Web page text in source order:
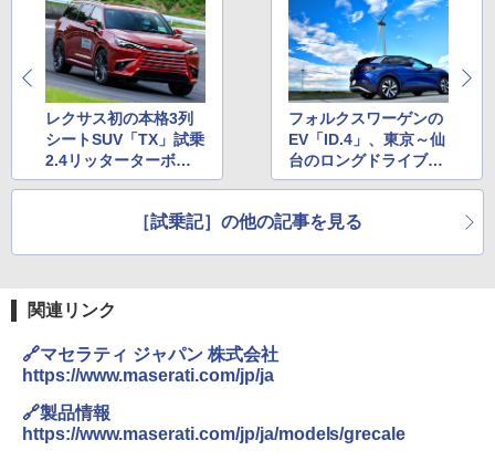
レクサス初の本格3列
シートSUV「TX」試乗
2.4リッターターボを
チェック
フォルクスワーゲンの
EV「ID.4」、東京～仙
台のロングドライブで
新旧モデルを比較
［試乗記］の他の記事を見る
関連リンク
🔗マセラティ ジャパン 株式会社
https://www.maserati.com/jp/ja
🔗製品情報
https://www.maserati.com/jp/ja/models/grecale